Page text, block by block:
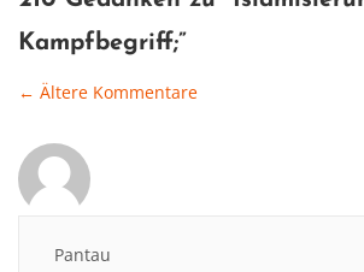
Kampfbegriff;”
Comment
navigation
← Ältere Kommentare
Pantau